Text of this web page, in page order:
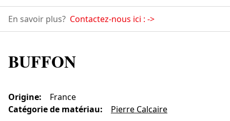
En savoir plus? Contactez-nous ici : ->
BUFFON
Origine:
France
Catégorie de matériau: Pierre Calcaire